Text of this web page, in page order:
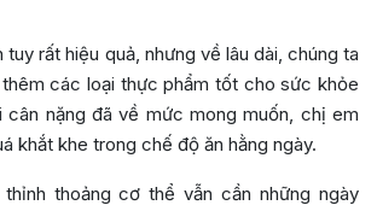
rất hiệu quả, nhưng về lâu dài, chúng ta
các loại thực phẩm tốt cho sức khỏe
cân nặng đã về mức mong muốn, chị em
khắt khe trong chế độ ăn hằng ngày.
thoảng cơ thể vẫn cần những ngày